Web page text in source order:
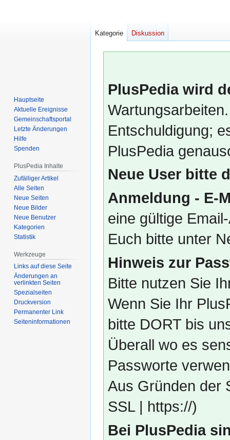
PlusPedia wird
Entschuldigung;
PlusPedia
Neue User bitte
Anmeldung - E-
eine gültige
Euch bitte unter
Hinweis zur
Bitte nutzen Sie
Wenn Sie Ihr
bitte DORT bis
Überall wo es
Passworte
Aus Gründen der
SSL | https://)
Bei PlusPedia
Kategorie Diskussion
Hauptseite
Aktuelle Ereignisse
Gemeinschafts­portal
Letzte Änderungen
Hilfe
Spenden
PlusPedia Inhalte
Zufälliger Artikel
Alle Seiten
Neue Seiten
Neue Bilder
Neue Benutzer
Kategorien
Statistik
Werkzeuge
Links auf diese Seite
Änderungen an
verlinkten Seiten
Spezialseiten
Druckversion
Permanenter Link
Seiten­­informationen